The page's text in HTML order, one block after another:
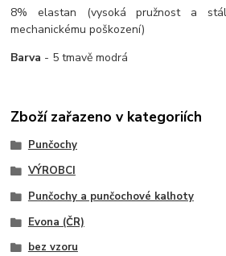
8% elastan (vysoká pružnost a
mechanickému poškození)
Barva - 5 tmavě modrá
Zboží zařazeno v kategoriích
Punčochy
VÝROBCI
Punčochy a punčochové kalhoty
Evona (ČR)
bez vzoru